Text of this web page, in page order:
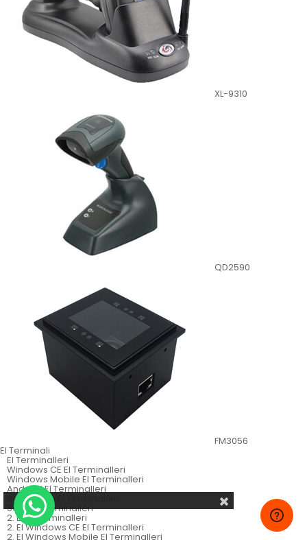
XL-9310
QD2590
FM3056
El Terminali
El Terminalleri
Windows CE El Terminalleri
Windows Mobile El Terminalleri
Android El Terminalleri
Batch Tarzı El Terminalleri
Sabit El Terminalleri
2. El El Terminalleri
2. El Windows CE El Terminalleri
2. El Windows Mobile El Terminalleri